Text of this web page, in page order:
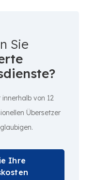
Sie
von 12
Übersetzer
Ihre